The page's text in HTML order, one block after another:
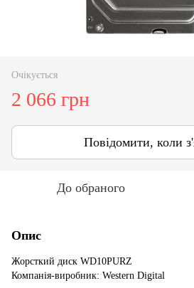
Очікується
2 066 грн
Повідомити, коли
До обраного
Опис
Жорсткий диск WD10PURZ
Компанія-виробник: Western Digital